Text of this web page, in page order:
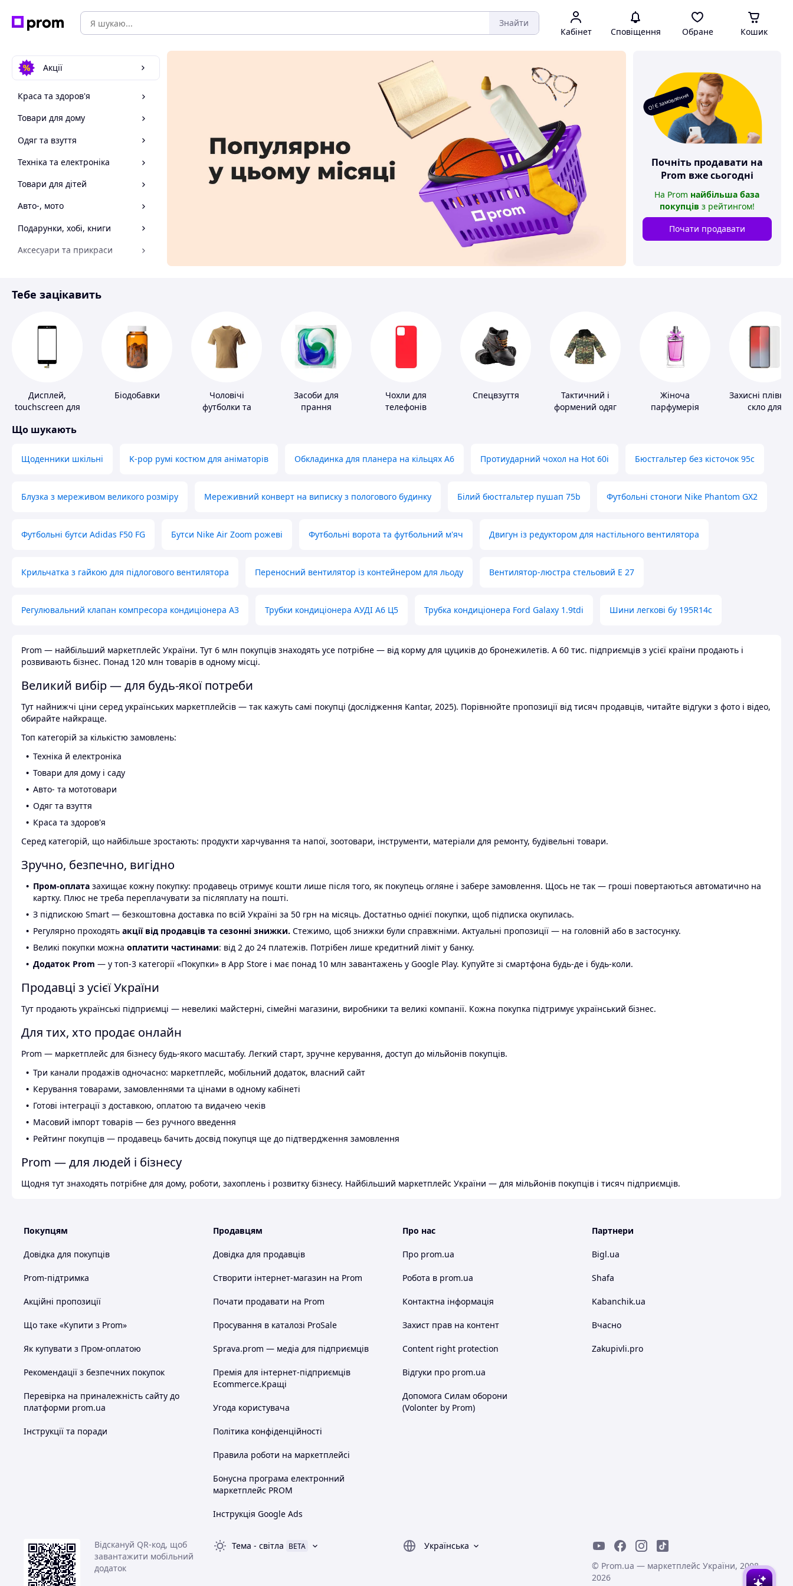
Знайти
Кабінет Сповіщення Обране Кошик
Акції
Краса та здоров'я
Товари для дому
Одяг та взуття
Техніка та електроніка
Товари для дітей
Авто-, мото
Подарунки, хобі, книги
Аксесуари та прикраси
Спорт і відпочинок
О! Є замовлення
Почніть продавати на
Prom вже сьогодні
На Prom найбільша база
покупців з рейтингом!
Почати продавати
Тебе зацікавить
Дисплей,
touchscreen для
Біодобавки
Чоловічі
футболки та
Засоби для
прання
Чохли для
телефонів
Спецвзуття
Тактичний і
формений одяг
Жіноча
парфумерія
Захисні плівки
скло для
Що шукають
Щоденники шкільні K-pop румі костюм для аніматорів Обкладинка для планера на кільцях А6 Протиударний чохол на Hot 60i Бюстгальтер без кісточок 95с
Блузка з мереживом великого розміру Мереживний конверт на виписку з пологового будинку Білий бюстгальтер пушап 75b Футбольні стоноги Nike Phantom GX2
Футбольні бутси Adidas F50 FG Бутси Nike Air Zoom рожеві Футбольні ворота та футбольний м'яч Двигун із редуктором для настільного вентилятора
Крильчатка з гайкою для підлогового вентилятора Переносний вентилятор із контейнером для льоду Вентилятор-люстра стельовий E 27
Регулювальний клапан компресора кондиціонера А3 Трубки кондиціонера АУДІ А6 Ц5 Трубка кондиціонера Ford Galaxy 1.9tdi Шини легкові бу 195R14c
Prom — найбільший маркетплейс України. Тут 6 млн покупців знаходять усе потрібне — від корму для цуциків до бронежилетів. А 60 тис. підприємців з усієї країни продають і
розвивають бізнес. Понад 120 млн товарів в одному місці.
Великий вибір — для будь-якої потреби
Тут найнижчі ціни серед українських маркетплейсів — так кажуть самі покупці (дослідження Kantar, 2025). Порівнюйте пропозиції від тисяч продавців, читайте відгуки з фото і відео,
обирайте найкраще.
Топ категорій за кількістю замовлень:
Техніка й електроніка
Товари для дому і саду
Авто- та мототовари
Одяг та взуття
Краса та здоров'я
Серед категорій, що найбільше зростають: продукти харчування та напої, зоотовари, інструменти, матеріали для ремонту, будівельні товари.
Зручно, безпечно, вигідно
Пром-оплата захищає кожну покупку: продавець отримує кошти лише після того, як покупець огляне і забере замовлення. Щось не так — гроші повертаються автоматично на
картку. Плюс не треба переплачувати за післяплату на пошті.
З підпискою Smart — безкоштовна доставка по всій Україні за 50 грн на місяць. Достатньо однієї покупки, щоб підписка окупилась.
Регулярно проходять акції від продавців та сезонні знижки. Стежимо, щоб знижки були справжніми. Актуальні пропозиції — на головній або в застосунку.
Великі покупки можна оплатити частинами: від 2 до 24 платежів. Потрібен лише кредитний ліміт у банку.
Додаток Prom — у топ-3 категорії «Покупки» в App Store і має понад 10 млн завантажень у Google Play. Купуйте зі смартфона будь-де і будь-коли.
Продавці з усієї України
Тут продають українські підприємці — невеликі майстерні, сімейні магазини, виробники та великі компанії. Кожна покупка підтримує український бізнес.
Для тих, хто продає онлайн
Prom — маркетплейс для бізнесу будь-якого масштабу. Легкий старт, зручне керування, доступ до мільйонів покупців.
Три канали продажів одночасно: маркетплейс, мобільний додаток, власний сайт
Керування товарами, замовленнями та цінами в одному кабінеті
Готові інтеграції з доставкою, оплатою та видачею чеків
Масовий імпорт товарів — без ручного введення
Рейтинг покупців — продавець бачить досвід покупця ще до підтвердження замовлення
Prom — для людей і бізнесу
Щодня тут знаходять потрібне для дому, роботи, захоплень і розвитку бізнесу. Найбільший маркетплейс України — для мільйонів покупців і тисяч підприємців.
Покупцям
Довідка для покупців
Prom-підтримка
Акційні пропозиції
Що таке «Купити з Prom»
Як купувати з Пром-оплатою
Рекомендації з безпечних покупок
Перевірка на приналежність сайту до
платформи prom.ua
Інструкції та поради
Продавцям
Довідка для продавців
Створити інтернет-магазин на Prom
Почати продавати на Prom
Просування в каталозі ProSale
Sprava.prom — медіа для підприємців
Премія для інтернет-підприємців
Ecommerce.Кращі
Угода користувача
Політика конфіденційності
Правила роботи на маркетплейсі
Бонусна програма електронний
маркетплейс PROM
Інструкція Google Ads
Про нас
Про prom.ua
Робота в prom.ua
Контактна інформація
Захист прав на контент
Content right protection
Відгуки про prom.ua
Допомога Силам оборони
(Volonter by Prom)
Партнери
Bigl.ua
Shafa
Kabanchik.ua
Вчасно
Zakupivli.pro
Відскануй QR-код, щоб
завантажити мобільний
додаток
Тема - світла BETA
Українська
© Prom.ua — маркетплейс України, 2008-
2026